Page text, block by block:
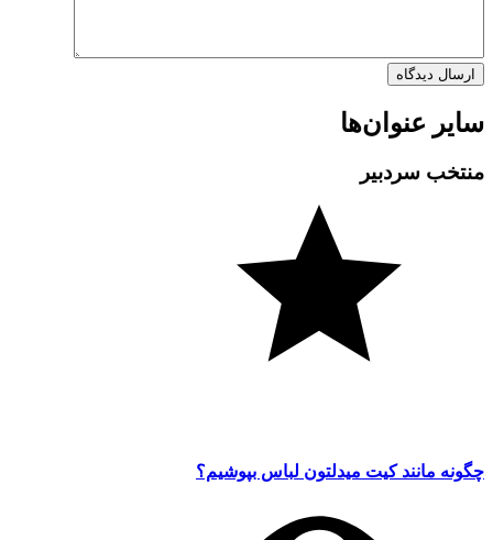
سایر عنوان‌ها
منتخب سردبیر
چگونه مانند کیت میدلتون لباس بپوشیم؟